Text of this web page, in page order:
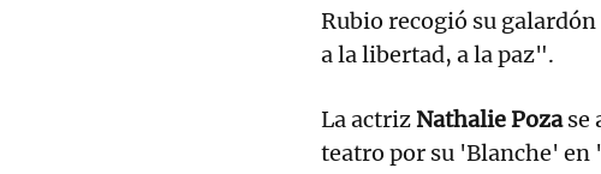
Rubio recogió su
a la libertad, a la paz".
La actriz Nathalie Pozase
teatro por su 'Blanche' en